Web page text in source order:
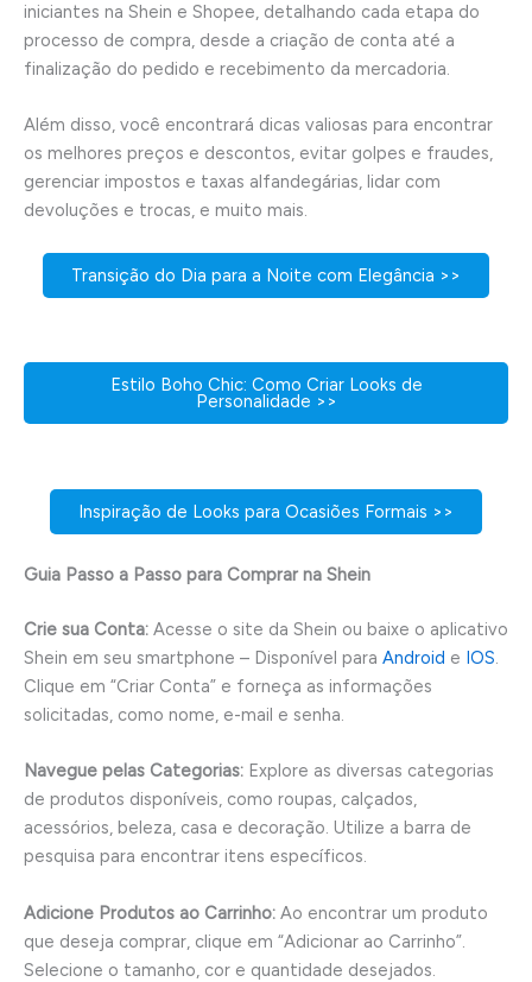
iniciantes na Shein e Shopee, detalhando cada etapa do
processo de compra, desde a criação de conta até a
finalização do pedido e recebimento da mercadoria.
Além disso, você encontrará dicas valiosas para encontrar
os melhores preços e descontos, evitar golpes e fraudes,
gerenciar impostos e taxas alfandegárias, lidar com
devoluções e trocas, e muito mais.
Transição do Dia para a Noite com Elegância >>
Estilo Boho Chic: Como Criar Looks de
Personalidade >>
Inspiração de Looks para Ocasiões Formais >>
Guia Passo a Passo para Comprar na Shein
Crie sua Conta: Acesse o site da Shein ou baixe o aplicativo
Shein em seu smartphone – Disponível para Android e IOS.
Clique em “Criar Conta” e forneça as informações
solicitadas, como nome, e-mail e senha.
Navegue pelas Categorias: Explore as diversas categorias
de produtos disponíveis, como roupas, calçados,
acessórios, beleza, casa e decoração. Utilize a barra de
pesquisa para encontrar itens específicos.
Adicione Produtos ao Carrinho: Ao encontrar um produto
que deseja comprar, clique em “Adicionar ao Carrinho”.
Selecione o tamanho, cor e quantidade desejados.